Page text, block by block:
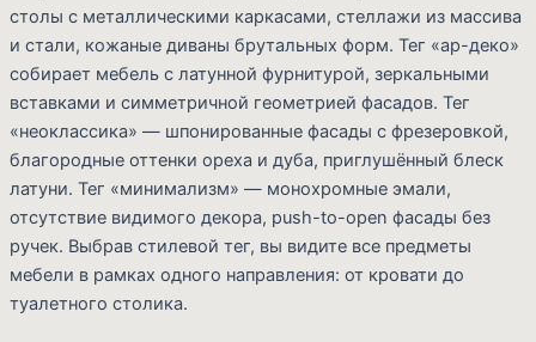
столы с металлическими каркасами, стеллажи из массива
и стали, кожаные диваны брутальных форм. Тег «ар-деко»
собирает мебель с латунной фурнитурой, зеркальными
вставками и симметричной геометрией фасадов. Тег
«неоклассика» — шпонированные фасады с фрезеровкой,
благородные оттенки ореха и дуба, приглушённый блеск
латуни. Тег «минимализм» — монохромные эмали,
отсутствие видимого декора, push-to-open фасады без
ручек. Выбрав стилевой тег, вы видите все предметы
мебели в рамках одного направления: от кровати до
туалетного столика.